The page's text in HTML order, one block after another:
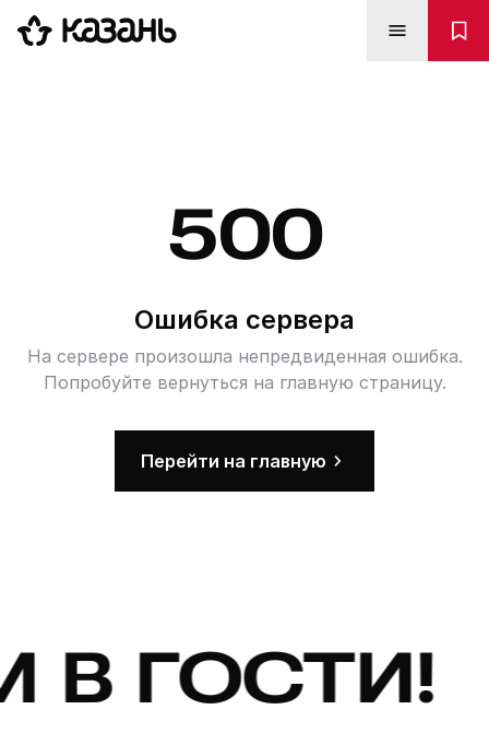
500
Ошибка сервера
На сервере произошла непредвиденная ошибка.
Попробуйте вернуться на главную страницу.
Перейти на главную
ГОСТИ!